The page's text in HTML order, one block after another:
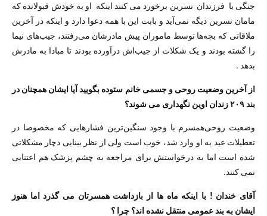
جنگی با فرزندان نسرین برخورد می کنند اینکه او به خودش قبولانده که
مامان نسرین دیگه نمی‌آید و بابت این با همه دعوا دارد و اینکه در آخرین
ملاقاتی که بچه‌ها توسط ماموران پیش مادرشان می‌رفتند، جیب‌های نیما
را گشته بودند و یک شکلات از جیب‌اش درآورده بودند تا مبادا به مادرش
بدهد .
از آخرین وضعیت روحی و جسمی خانم ستوده بگویید آیا ایشان همچنان در
بند ۲۰۹ زندان اوین نگهداری می شوند؟
وضعیت روحی‌همسرم با وجود سنگین‌ترین فشارهایی که مخصوصا در
تعطیلات عید به او وارد شد، خوب است ولی از نظر بینایی دچار مشکلاتی
شده است اما به درخواستش برای مراجعه به چشم پزشک هم اعتنایی
نمی کنند.
آقای خندان ! با اینکه ماه ها از بازداشت همسرتان می گذرد اما هنوز
ایشان به بند عمومی منتقل نشده اند؟ چرا ؟